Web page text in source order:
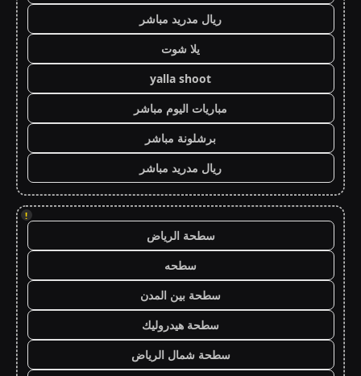
ريال مدريد مباشر
يلا شوت
yalla shoot
مباريات اليوم مباشر
برشلونة مباشر
ريال مدريد مباشر
!
سطحة الرياض
سطحه
سطحة بين المدن
سطحة هيدروليك
سطحة شمال الرياض